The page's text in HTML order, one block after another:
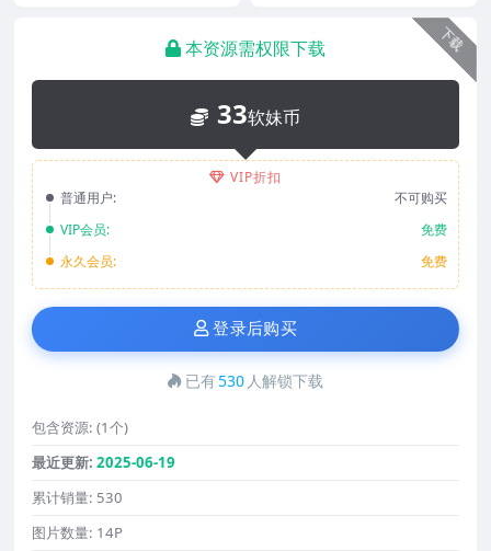
下载
本资源需权限下载
33软妹币
VIP折扣
普通用户:
不可购买
VIP会员:
免费
永久会员:
免费
登录后购买
已有530 人解锁下载
包含资源: (1个)
最近更新: 2025-06-19
累计销量: 530
图片数量: 14P